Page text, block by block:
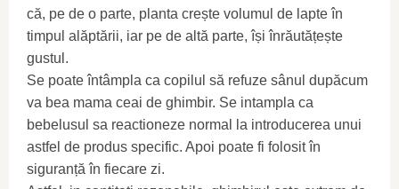
că, pe de o parte, planta crește volumul de lapte în
timpul alăptării, iar pe de altă parte, își înrăutățește
gustul.
Se poate întâmpla ca copilul să refuze sânul dupăcum
va bea mama ceai de ghimbir. Se intampla ca
bebelusul sa reactioneze normal la introducerea unui
astfel de produs specific. Apoi poate fi folosit în
siguranță în fiecare zi.